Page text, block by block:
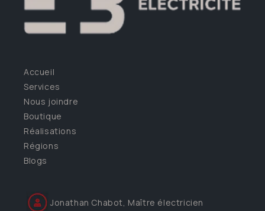
Accueil
Services
Nous joindre
Boutique
Réalisations
Régions
Blogs
Jonathan Chabot, Maître électricien